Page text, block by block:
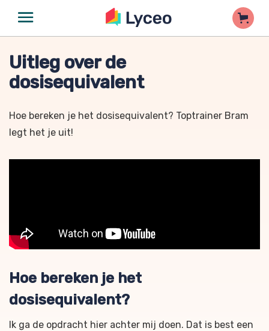
Uitleg over de
dosisequivalent
Hoe bereken je het dosisequivalent? Toptrainer Bram
legt het je uit!
Hoe bereken je het
dosisequivalent?
Ik ga de opdracht hier achter mij doen. Dat is best een